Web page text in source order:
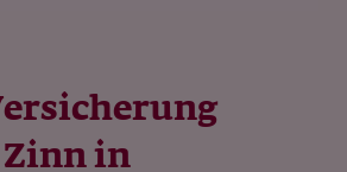
in